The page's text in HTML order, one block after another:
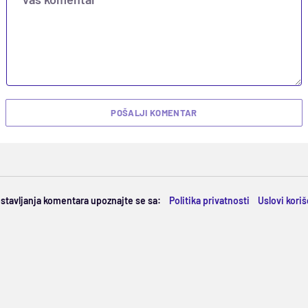
POŠALJI KOMENTAR
komentara upoznajte se sa: Politika privatnosti Uslovi